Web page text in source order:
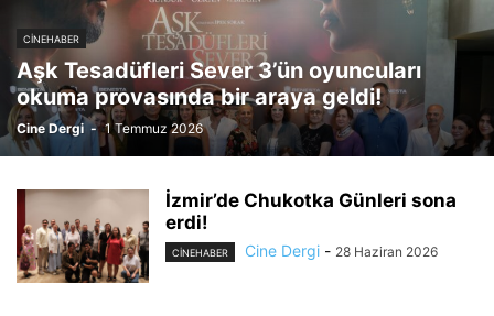
CINEHABER
Aşk Tesadüfleri Sever 3’ün oyuncuları
okuma provasında bir araya geldi!
Cine Dergi - 1 Temmuz 2026
İzmir’de Chukotka Günleri sona
erdi!
CINEHABER Cine Dergi - 28 Haziran 2026